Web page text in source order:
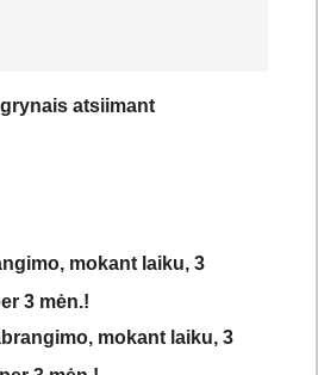
atsiimant
mokant laiku, 3
3 mėn.!